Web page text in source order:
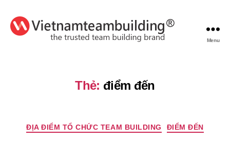
Menu
Thẻ: điểm đến
Chuyên
ĐỊA ĐIỂM TỔ CHỨC TEAM BUILDING ĐIỂM ĐẾN